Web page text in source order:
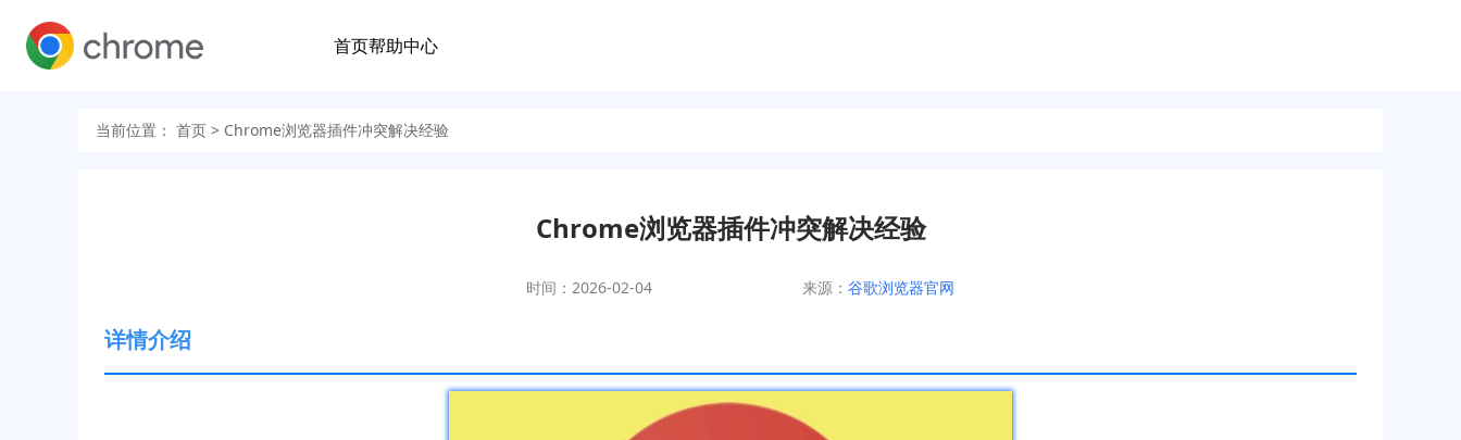
首页帮助中心
当前位置： 首页 > Chrome浏览器插件冲突解决经验
Chrome浏览器插件冲突解决经验
时间：2026-02-04 来源： 谷歌浏览器官网
详情介绍